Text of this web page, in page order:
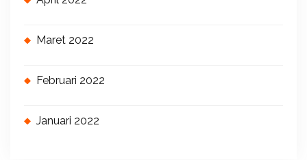
Maret 2022
Februari 2022
Januari 2022